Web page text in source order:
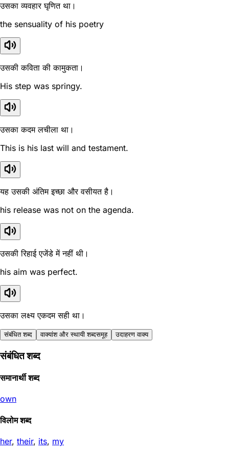
उसका व्यवहार घृणित था।
the sensuality of his poetry
उसकी कविता की कामुकता।
His step was springy.
उसका कदम लचीला था।
This is his last will and testament.
यह उसकी अंतिम इच्छा और वसीयत है।
his release was not on the agenda.
उसकी रिहाई एजेंडे में नहीं थी।
his aim was perfect.
उसका लक्ष्य एकदम सही था।
संबंधित शब्द वाक्यांश और स्थायी शब्दसमूह उदाहरण वाक्य
संबंधित शब्द
समानार्थी शब्द
own
विलोम शब्द
her, their, its, my